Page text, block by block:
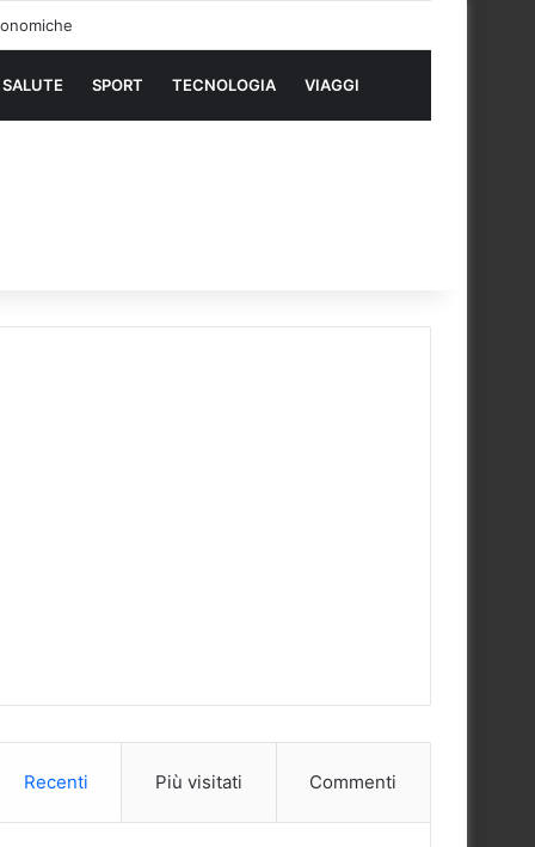
SALUTE SPORT TECNOLOGIA VIAGGI
Recenti Più visitati Commenti